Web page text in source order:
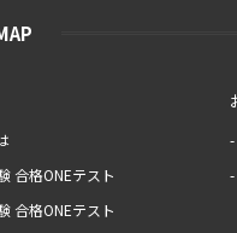
合格ONEテスト
合格ONEテスト